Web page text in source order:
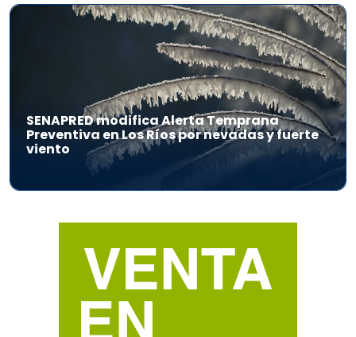
SENAPRED modifica Alerta Temprana
Preventiva en Los Ríos por nevadas y fuerte
viento